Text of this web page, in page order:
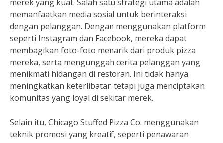
merek yang kuat. Salah satu strategi utama adalah
memanfaatkan media sosial untuk berinteraksi
dengan pelanggan. Dengan menggunakan platform
seperti Instagram dan Facebook, mereka dapat
membagikan foto-foto menarik dari produk pizza
mereka, serta mengunggah cerita pelanggan yang
menikmati hidangan di restoran. Ini tidak hanya
meningkatkan keterlibatan tetapi juga menciptakan
komunitas yang loyal di sekitar merek.
Selain itu, Chicago Stuffed Pizza Co. menggunakan
teknik promosi yang kreatif, seperti penawaran